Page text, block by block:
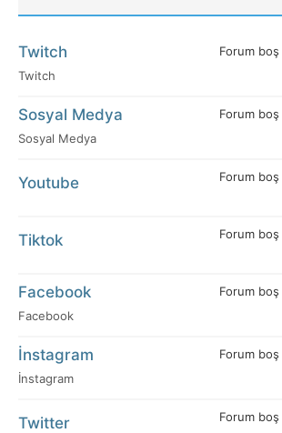
Twitch
Twitch
Forum boş
Sosyal Medya
Sosyal Medya
Forum boş
Youtube Forum boş
Tiktok Forum boş
Facebook
Facebook
Forum boş
İnstagram
İnstagram
Forum boş
Twitter Forum boş